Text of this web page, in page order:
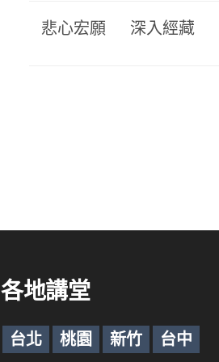
悲心宏願 深入經藏
各地講堂
台北 桃園 新竹 台中